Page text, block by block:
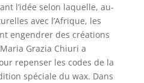
l’idée selon laquelle, au-
avec l’Afrique, les
engendrer des créations
Grazia Chiuri a
repenser les codes de la
spéciale du wax. Dans